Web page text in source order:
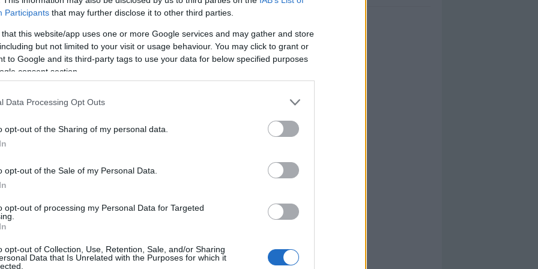
Participants that may further disclose it to other third parties.
that this website/app uses one or more Google services and may gather and store
but not limited to your visit or usage behaviour. You may click to grant or
to Google and its third-party tags to use your data for below specified purposes
consent section.
Data Processing Opt Outs
opt-out of the Sharing of my personal data.
opt-out of the Sale of my Personal Data.
opt-out of processing my Personal Data for Targeted
opt-out of Collection, Use, Retention, Sale, and/or Sharing
Data that Is Unrelated with the Purposes for which it
de compra: 5 porteros baratos para la jornada 1
agosto 2024 PorJesus Gallo|
jornada 1 está a la vuelta de esquina y es hora de dar las
pinceladas a tu primer equipo de la temporada. Si
te traemos cinco opciones que podrían jugar y valen
Soriano y Rosier, primeros fichajes del Leganés.
julio 2024 PorJesus Gallo|
Leganés se ha reforzado con el portero Juan Soriano y el
recomendables en Comunio?
Leer más »